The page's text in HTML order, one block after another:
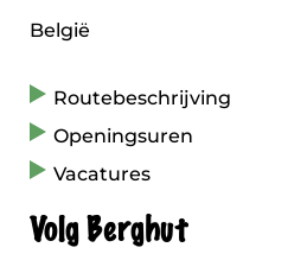
België
Routebeschrijving
Openingsuren
Vacatures
Volg Berghut